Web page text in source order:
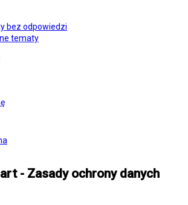
bez odpowiedzi
tematy
- Zasady ochrony danych